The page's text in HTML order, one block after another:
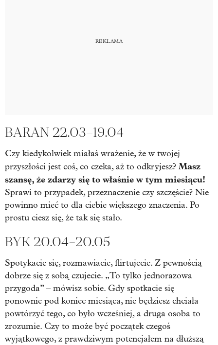
BARAN 22.03–19.04
Czy kiedykolwiek miałaś wrażenie, że w twojej
przyszłości jest coś, co czeka, aż to odkryjesz? Masz
szansę, że zdarzy się to właśnie w tym miesiącu!
Sprawi to przypadek, przeznaczenie czy szczęście? Nie
powinno mieć to dla ciebie większego znaczenia. Po
prostu ciesz się, że tak się stało.
BYK 20.04–20.05
Spotykacie się, rozmawiacie, flirtujecie. Z pewnością
dobrze się z sobą czujecie. „To tylko jednorazowa
przygoda” – mówisz sobie. Gdy spotkacie się
ponownie pod koniec miesiąca, nie będziesz chciała
powtórzyć tego, co było wcześniej, a druga osoba to
zrozumie. Czy to może być początek czegoś
wyjątkowego, z prawdziwym potencjałem na dłuższą